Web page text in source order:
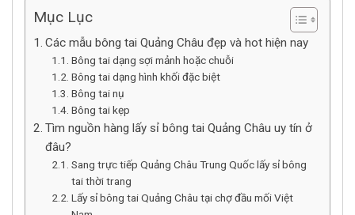
Mục Lục
Các mẫu bông tai Quảng Châu đẹp và hot hiện nay
Bông tai dạng sợi mảnh hoặc chuỗi
Bông tai dạng hình khối đặc biệt
Bông tai nụ
Bông tai kẹp
Tìm nguồn hàng lấy sỉ bông tai Quảng Châu uy tín ở
đâu?
Sang trực tiếp Quảng Châu Trung Quốc lấy sỉ bông
tai thời trang
Lấy sỉ bông tai Quảng Châu tại chợ đầu mối Việt